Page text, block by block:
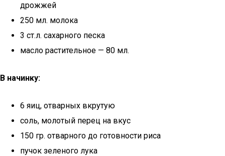
дрожжей
250 мл. молока
3 ст.л. сахарного песка
масло растительное — 80 мл.
В начинку:
6 яиц, отварных вкрутую
соль, молотый перец на вкус
150 гр. отварного до готовности риса
пучок зеленого лука